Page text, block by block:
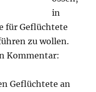
in
für Geflüchtete
zu wollen.
Kommentar:
Geflüchtete an